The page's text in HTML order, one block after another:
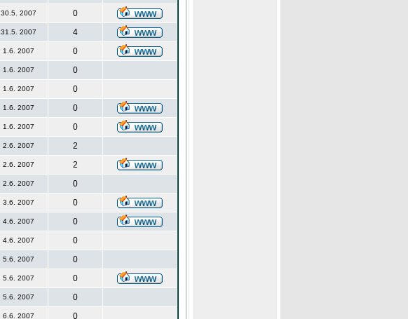
30.5. 2007
0
31.5. 2007
4
1.6. 2007
0
1.6. 2007
0
1.6. 2007
0
1.6. 2007
0
1.6. 2007
0
2.6. 2007
2
2.6. 2007
2
2.6. 2007
0
3.6. 2007
0
4.6. 2007
0
4.6. 2007
0
5.6. 2007
0
5.6. 2007
0
5.6. 2007
0
6.6. 2007
0